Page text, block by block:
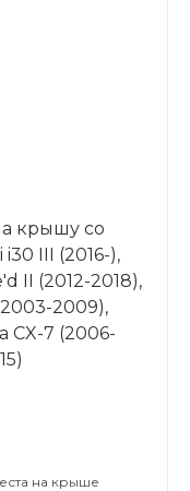
крышу со
III (2016-),
II (2012-2018),
2009),
CX-7 (2006-
на крыше